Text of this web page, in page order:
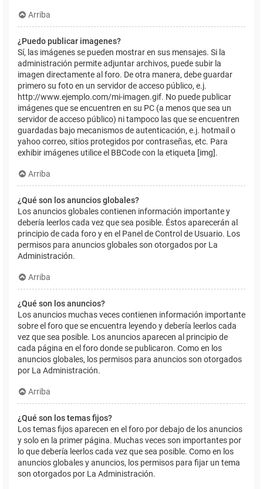
Arriba
¿Puedo publicar imagenes?
Sí, las imágenes se pueden mostrar en sus mensajes. Si la
administración permite adjuntar archivos, puede subir la
imagen directamente al foro. De otra manera, debe guardar
primero su foto en un servidor de acceso público, e.j.
http://www.ejemplo.com/mi-imagen.gif. No puede publicar
imágenes que se encuentren en su PC (a menos que sea un
servidor de acceso público) ni tampoco las que se encuentren
guardadas bajo mecanismos de autenticación, e.j. hotmail o
yahoo correo, sitios protegidos por contraseñas, etc. Para
exhibir imágenes utilice el BBCode con la etiqueta [img].
Arriba
¿Qué son los anuncios globales?
Los anuncios globales contienen información importante y
debería leerlos cada vez que sea posible. Éstos aparecerán al
principio de cada foro y en el Panel de Control de Usuario. Los
permisos para anuncios globales son otorgados por La
Administración.
Arriba
¿Qué son los anuncios?
Los anuncios muchas veces contienen información importante
sobre el foro que se encuentra leyendo y debería leerlos cada
vez que sea posible. Los anuncios aparecen al principio de
cada página en el foro donde se publicaron. Como en los
anuncios globales, los permisos para anuncios son otorgados
por La Administración.
Arriba
¿Qué son los temas fijos?
Los temas fijos aparecen en el foro por debajo de los anuncios
y solo en la primer página. Muchas veces son importantes por
lo que debería leerlos cada vez que sea posible. Como en los
anuncios globales y anuncios, los permisos para fijar un tema
son otorgados por La Administración.